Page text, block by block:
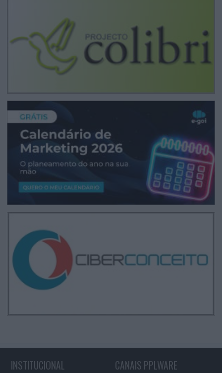
INSTITUCIONAL CANAIS PPLWARE